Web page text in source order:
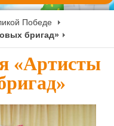
Победе
бригад»
«Артисты